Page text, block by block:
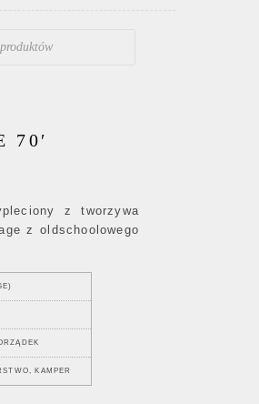
70′
z tworzywa
z oldschoolowego
KAMPER